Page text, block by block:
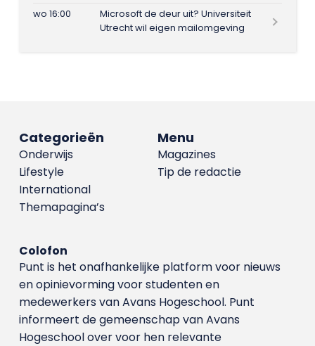
wo 16:00
Microsoft de deur uit? Universiteit
Utrecht wil eigen mailomgeving
Menu
Magazines
Tip de redactie
Categorieën
Onderwijs
Lifestyle
International
Themapagina’s
Colofon
Punt is het onafhankelijke platform voor nieuws
en opinievorming voor studenten en
medewerkers van Avans Hoge­school. Punt
informeert de gemeenschap van Avans
Hogeschool over voor hen relevante